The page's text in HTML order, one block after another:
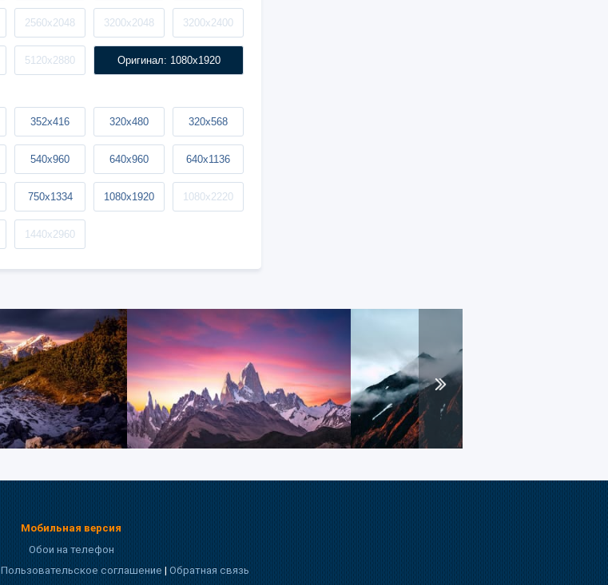
2560x2048 3200x2048 3200x2400
5120x2880 Оригинал: 1080x1920
352x416 320x480 320x568
540x960 640x960 640x1136
750x1334 1080x1920 1080x2220
1440x2960
Мобильная версия
Обои на телефон
Пользовательское соглашение|Обратная связь